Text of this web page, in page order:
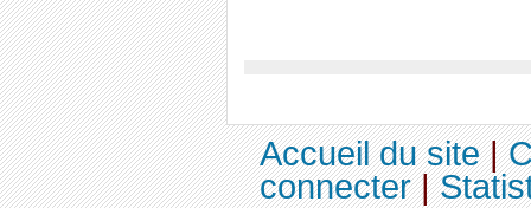
Accueil du site|
connecter|